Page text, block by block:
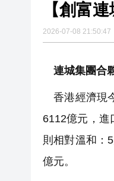
【創富
2026-07-08 21:50:47
連城集團合
香港經濟現
6112億元，進
則相對溫和：
億元。